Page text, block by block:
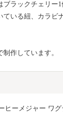
ラックチェリー1
ている紐、カラビ
作しています。
ヒーメジャー ワグ